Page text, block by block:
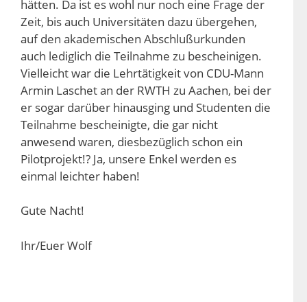
hätten. Da ist es wohl nur noch eine Frage der
Zeit, bis auch Universitäten dazu übergehen,
auf den akademischen Abschlußurkunden
auch lediglich die Teilnahme zu bescheinigen.
Vielleicht war die Lehrtätigkeit von CDU-Mann
Armin Laschet an der RWTH zu Aachen, bei der
er sogar darüber hinausging und Studenten die
Teilnahme bescheinigte, die gar nicht
anwesend waren, diesbezüglich schon ein
Pilotprojekt!? Ja, unsere Enkel werden es
einmal leichter haben!
Gute Nacht!
Ihr/Euer Wolf